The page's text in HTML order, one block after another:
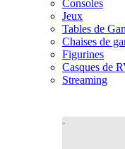
Consoles
Jeux
Tables de
Chaises de
Figurines
Casques de
Streaming